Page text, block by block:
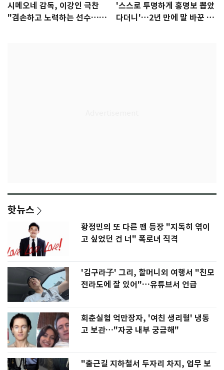
시메오네 감독, 이강인 극찬
"겸손하고 노력하는 선수…좋
'스스로 투명하게 홍명보 뽑았
다더니'…2년 만에 말 바꾼 이
핫뉴스
황정민의 또 다른 팬 등장 "지독히 엮이
고 싶었던 건 너" 폭로녀 직격
'김구라子' 그리, 할머니외 여행서 "친모
전라도에 잘 있어"…유튜브서 언급
회춘실험 억만장자, '여친 생리혈' 냉동
고 보관…"자궁 내부 궁금해"
"출근길 지하철서 두자리 차지, 업무 보